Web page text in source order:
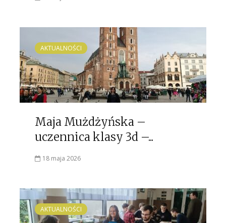
AKTUALNOŚCI
Maja Mużdżyńska –
uczennica klasy 3d –...
18 maja 2026
AKTUALNOŚCI